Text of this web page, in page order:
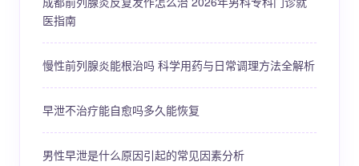
医指南
慢性前列腺炎能根治吗 科学用药与日常调理方法全解析
早泄不治疗能自愈吗多久能恢复
男性早泄是什么原因引起的常见因素分析